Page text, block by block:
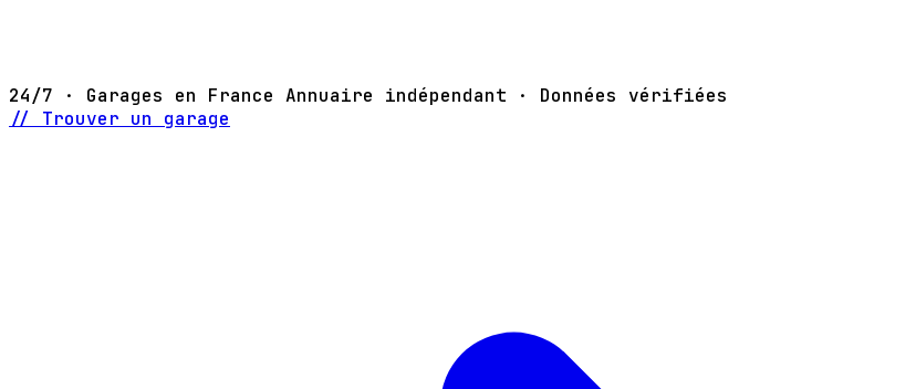
24/7 · Garages en France Annuaire indépendant · Données vérifiées
// Trouver un garage